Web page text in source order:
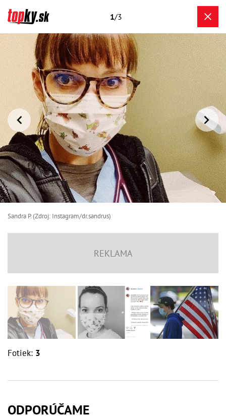
1/3
Sandra P. (Zdroj: Instagram/dr.sandrus)
Fotiek: 3
ODPORÚČAME